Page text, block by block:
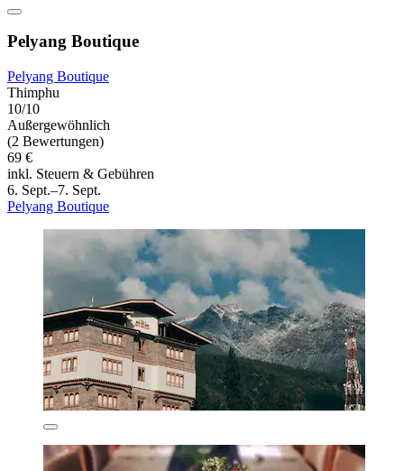
Pelyang Boutique
Pelyang Boutique
Thimphu
10/10
Außergewöhnlich
(2 Bewertungen)
69 €
inkl. Steuern & Gebühren
6. Sept.–7. Sept.
Pelyang Boutique